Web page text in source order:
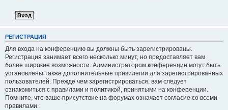
РЕГИСТРАЦИЯ
Для входа на конференцию вы должны быть зарегистрированы.
Регистрация занимает всего несколько минут, но предоставляет вам
более широкие возможности. Администратором конференции могут быть
установлены также дополнительные привилегии для зарегистрированных
пользователей. Прежде чем зарегистрироваться, вам следует
ознакомиться с правилами и политикой, принятыми на конференции.
Помните, что ваше присутствие на форумах означает согласие со всеми
правилами.